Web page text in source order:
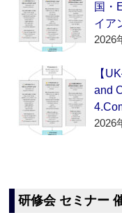
国・
イア
2026
【
and
2026
研修会 セミナー